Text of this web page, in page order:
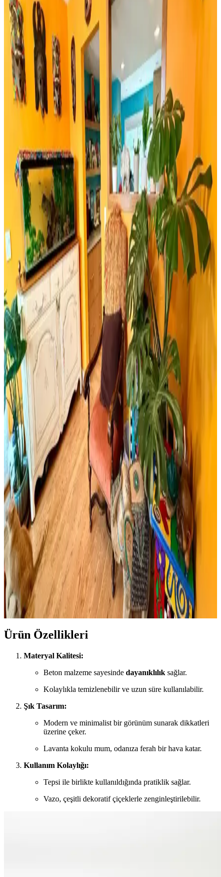
Rattan Ayakkabılık: Doğal Şıklık ve Fonksiyonellik
Sunan Dekorasyon Seçeneği
Rattan ayakkabılık, doğal malzeme kullanımı ve estetik
görünümüyle modern ve sürdürülebilir dekorasyonun vazgeçilmez
parçasıdır. Hafifliği ve dayanıklılığıyla fonksiyonel çözümler sunar.
Bambu Stor Perdeler Karşılaştırması: Evesen ve
Linadora Modellerinin Özellikleri ve Farkları
Evesen ve Linadora bambu stor perdelerinin tasarım, dayanıklılık ve
kullanım kolaylığı açısından detaylı karşılaştırması. En uygun
seçeneği belirlemenize yardımcı olur.
Bosch TSM6A011W ve Musullu Kahve Baharat
Öğütücü Karşılaştırması
Bosch TSM6A011W ve Musullu kahve ve baharat öğütücüsü
arasındaki farklar, özellikler ve kullanıcı yorumlarıyla en uygun
seçimi yapmanıza yardımcı olur.
Retro Ahşap Poster Karşılaştırması: Dışarıdan Stres
Getirmek Yasaktır ve Edebiyat Sokağı Setleri
İki farklı retro ahşap poster ürününü karşılaştırıyoruz. Dışarıdan stres
getirmek yasaktır yazılı poster ve edebiyat temalı setler, kalite ve
kullanım açısından detaylı analizlerle ev dekorasyonunuza yeni bir
soluk getiriyor.
Milwaukee Alüminyum Şerit Metre 8mt 25mm
Dayanıklı ve Hassas Profesyonel Ölçüm Aracı
Milwaukee Alüminyum Şerit Metre 8 metre uzunluğu ve 25mm
genişliğiyle, dayanıklı yapısı ve yüksek hassasiyetiyle inşaat ve yapı
sektöründe güvenilir ölçüm sağlar.
Yıpranmış Banyolarda Renk Uyumu ve Mekan
Kullanımı İçin Doğru Boya Seçimi
Yıpranmış banyolarda slate zemin ve vintage detaylarla uyumlu
boya seçimi, sakin tonlar ve vurgu renkleriyle mekanın estetik ve
fonksiyonel dengesini sağlar.
Cadence Mermer Efekti Gümüş: Dekorasyonda Yeni
Trend ve Bilgi Eksikliği
Cadence mermer efekti gümüş ifadesi dekorasyonda yeni bir trend
olarak öne çıkıyor ancak mevcut arama sonuçlarında somut bilgi
bulunmuyor. Mermer ve gümüş tonları dekorasyonda şıklık sağlar.
Viscotex Hard Serenity ve Lif Kılıflı Hava Kanallı
Visco Yastık Karşılaştırması
İki visco yastık modeli, boyut, sertlik ve kullanıcı geri bildirimleriyle
detaylı karşılaştırıldı. Hard Serenity yüksek sertlik ve boyun desteği
sağlarken, Lif Kılıflı yumuşaklık ve konfor sunuyor.
Boho Maksimalist Oturma Odası Tasarımında
Bitkiler ve Renklerin Rolü
Boho maksimalist oturma odasında turuncu duvarlar, kültürel
maskeler, canlı bitkiler ve doğru halı seçimiyle sıcak, dengeli ve
estetik bir yaşam alanı oluşturuluyor.
Ürün Özellikleri
Materyal Kalitesi:
Beton malzeme sayesinde dayanıklılık sağlar.
Kolaylıkla temizlenebilir ve uzun süre kullanılabilir.
Şık Tasarım:
Modern ve minimalist bir görünüm sunarak dikkatleri
üzerine çeker.
Lavanta kokulu mum, odanıza ferah bir hava katar.
Kullanım Kolaylığı:
Tepsi ile birlikte kullanıldığında pratiklik sağlar.
Vazo, çeşitli dekoratif çiçeklerle zenginleştirilebilir.